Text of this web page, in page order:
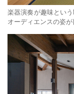
楽器演奏が趣味とい
オーディエンスの姿が